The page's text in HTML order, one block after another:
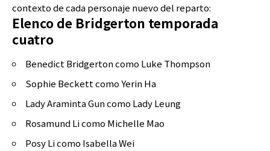
contexto de cada personaje nuevo del reparto:
Elenco de Bridgerton temporada
cuatro
Benedict Bridgerton como Luke Thompson
Sophie Beckett como Yerin Ha
Lady Araminta Gun como Lady Leung
Rosamund Li como Michelle Mao
Posy Li como Isabella Wei